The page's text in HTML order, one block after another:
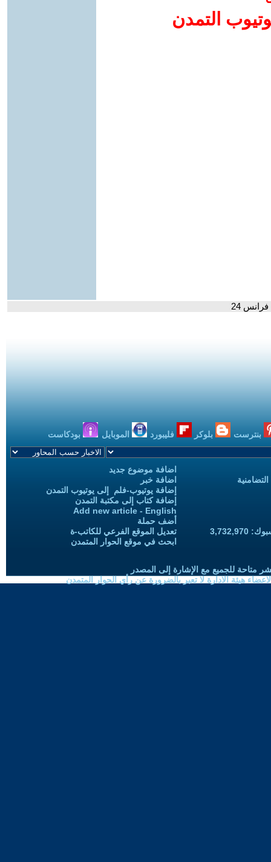
التمدن
24
بنترست بلوكر فليبورد الموبايل بودكاست
اضافة موضوع جديد
اضافة خبر
إضافة يوتيوب-فلم إلى يوتيوب التمدن
إضافة كتاب إلى مكتبة التمدن
Add new article - English
أضف حملة
تعديل الموقع الفرعي للكاتب-ة
ابحث في موقع الحوار المتمدن
متاحة للجميع مع الإشارة إلى المصدر
هيئة الادارة لا تعبر بالضرورة عن رأي الحوار المتمدن